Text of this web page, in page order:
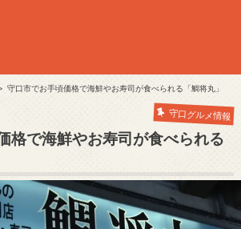
守口市でお手頃価格で海鮮やお寿司が食べられる「鯛将丸」
守口グルメ情報
格で海鮮やお寿司が食べられる